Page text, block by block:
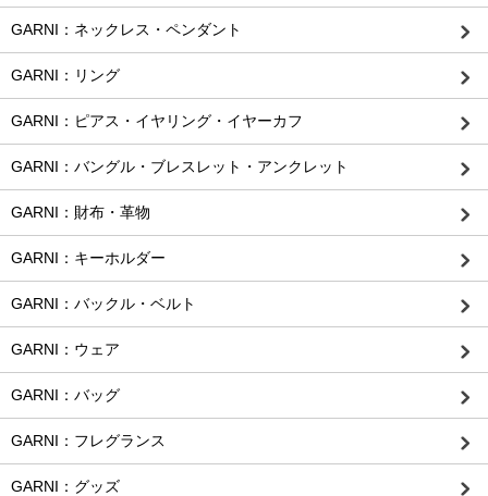
GARNI：ネックレス・ペンダント
GARNI：リング
GARNI：ピアス・イヤリング・イヤーカフ
GARNI：バングル・ブレスレット・アンクレット
GARNI：財布・革物
GARNI：キーホルダー
GARNI：バックル・ベルト
GARNI：ウェア
GARNI：バッグ
GARNI：フレグランス
GARNI：グッズ